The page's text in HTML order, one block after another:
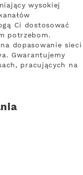
wysokiej
Ci dostosować
potrzebom.
dopasowanie sieci
Gwarantujemy
pracujących na